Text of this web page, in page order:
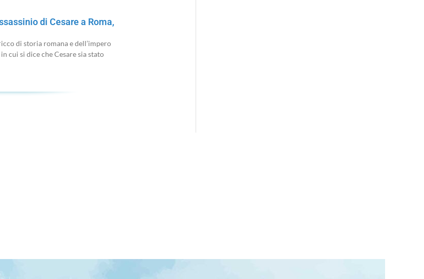
di Cesare a Roma,
di storia romana e dell’impero
cui si dice che Cesare sia stato